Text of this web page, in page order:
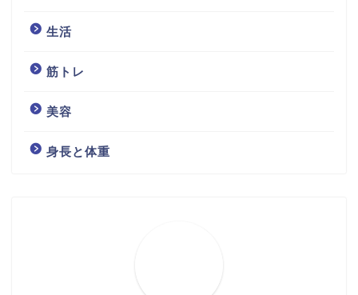
生活
筋トレ
美容
身長と体重